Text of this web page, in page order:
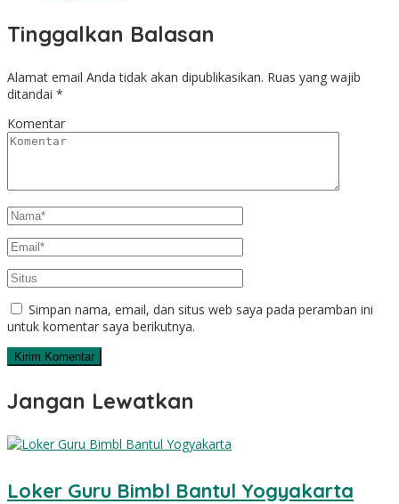
Tinggalkan Balasan
Alamat email Anda tidak akan dipublikasikan. Ruas yang wajib
ditandai *
Komentar
Simpan nama, email, dan situs web saya pada peramban ini
untuk komentar saya berikutnya.
Jangan Lewatkan
Loker Guru Bimbl Bantul Yogyakarta